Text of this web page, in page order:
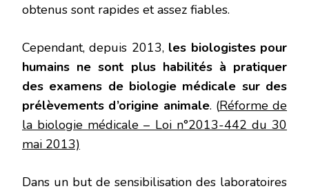
obtenus sont rapides et assez fiables.
Cependant, depuis 2013, les biologistes pour
humains ne sont plus habilités à pratiquer
des examens de biologie médicale sur des
prélèvements d’origine animale. (Réforme de
la biologie médicale – Loi n°2013-442 du 30
mai 2013)
Dans un but de sensibilisation des laboratoires